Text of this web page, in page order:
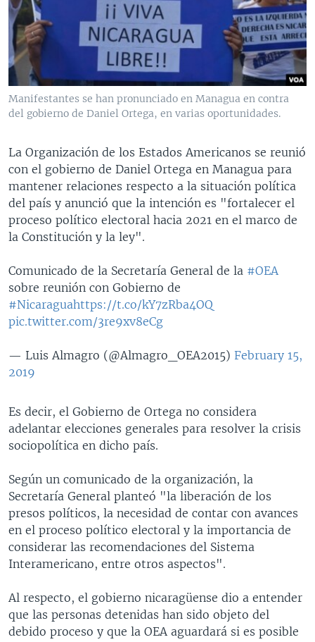
VENEZUELA
BRASIL
NICARAGUA
ECONOMÍA
ENTRETENIMIENTO Y CULTURA
TECNOLOGÍA
DEPORTES
CIENCIA Y SALUD
MULTIMEDIA
VIDEOS
FOTOGRAFÍA
AUDIOS
PROGRAMAS TV
EL MUNDO AL DÍA
FORO INTERAMERICANO
VISIÓN 360
PANORAMA
RADIO
AVANCE INFORMATIVO
AUDIONOTICIAS
ESTADOS UNIDOS AL DÍA
EL MUNDO AL DÍA [RADIO]
FORO [RADIO]
DEPORTIVO INTERNACIONAL
NOTA ECONÓMICA
ENTRETENIMIENTO
DIRECT
DOCUMENTALES DE LA VOA
Learning English
SÍGANOS
Manifestantes se han pronunciado en Managua en contra
del gobierno de Daniel Ortega, en varias oportunidades.
La Organización de los Estados Americanos se reunió
con el gobierno de Daniel Ortega en Managua para
mantener relaciones respecto a la situación política
del país y anunció que la intención es "fortalecer el
proceso político electoral hacia 2021 en el marco de
la Constitución y la ley".
Comunicado de la Secretaría General de la #OEA
sobre reunión con Gobierno de
#Nicaraguahttps://t.co/kY7zRba4OQ
pic.twitter.com/3re9xv8eCg
— Luis Almagro (@Almagro_OEA2015) February 15,
2019
Es decir, el Gobierno de Ortega no considera
adelantar elecciones generales para resolver la crisis
sociopolítica en dicho país.
Según un comunicado de la organización, la
Secretaría General planteó "la liberación de los
presos políticos, la necesidad de contar con avances
en el proceso político electoral y la importancia de
considerar las recomendaciones del Sistema
Interamericano, entre otros aspectos".
Al respecto, el gobierno nicaragüense dio a entender
que las personas detenidas han sido objeto del
debido proceso y que la OEA aguardará si es posible